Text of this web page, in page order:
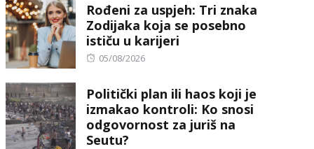
Rođeni za uspjeh: Tri znaka
Zodijaka koja se posebno
ističu u karijeri
Posted
05/08/2026
Politički plan ili haos koji je
izmakao kontroli: Ko snosi
odgovornost za juriš na
Seutu?